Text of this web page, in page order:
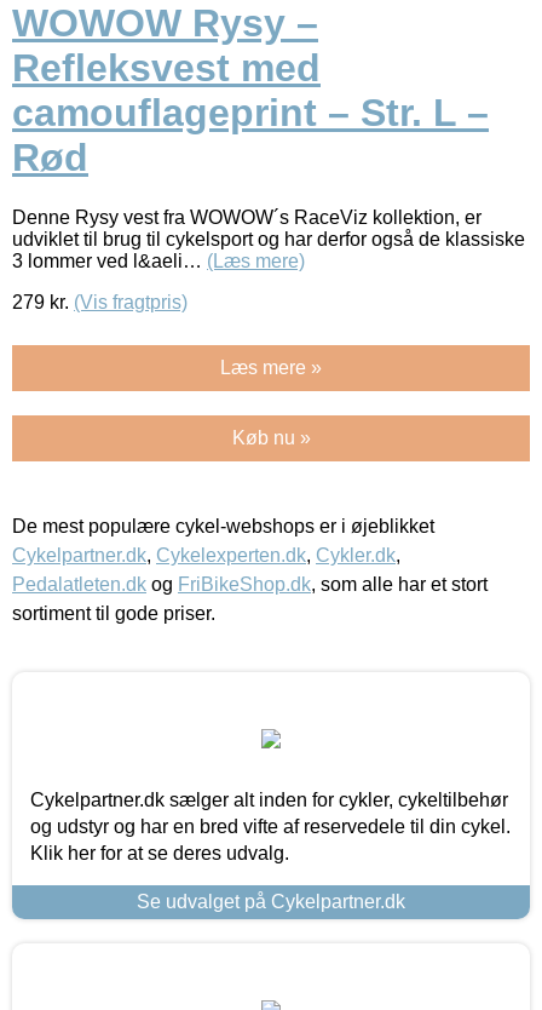
WOWOW Rysy –
Refleksvest med
camouflageprint – Str. L –
Rød
Denne Rysy vest fra WOWOW´s RaceViz kollektion, er
udviklet til brug til cykelsport og har derfor også de klassiske
3 lommer ved l&aeli… (Læs mere)
279 kr. (Vis fragtpris)
Læs mere »
Køb nu »
De mest populære cykel-webshops er i øjeblikket
Cykelpartner.dk, Cykelexperten.dk, Cykler.dk,
Pedalatleten.dk og FriBikeShop.dk, som alle har et stort
sortiment til gode priser.
Cykelpartner.dk sælger alt inden for cykler, cykeltilbehør
og udstyr og har en bred vifte af reservedele til din cykel.
Klik her for at se deres udvalg.
Se udvalget på Cykelpartner.dk